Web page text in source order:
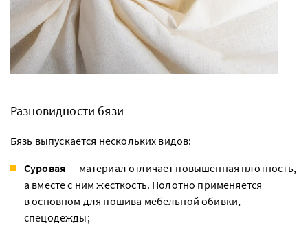
Разновидности бязи
Бязь выпускается нескольких видов:
Суровая— материал отличает повышенная плотность,
а вместе с ним жесткость. Полотно применяется
в основном для пошива мебельной обивки,
спецодежды;